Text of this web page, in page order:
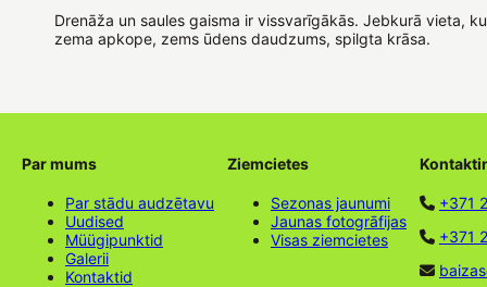
Drenāža un saules gaisma ir vissvarīgākās. Jebkurā vieta,
zema apkope, zems ūdens daudzums, spilgta krāsa.
Par mums
Par stādu audzētavu
Uudised
Müügipunktid
Galerii
Kontaktid
Ziemcietes
Sezonas jaunumi
Jaunas fotogrāfijas
Visas ziemcietes
+371
+371